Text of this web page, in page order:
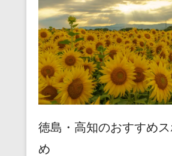
徳島・高知のおすすめ
め